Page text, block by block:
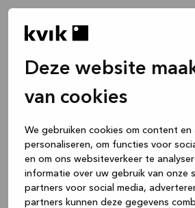
Deze website
van cookies
We gebruiken cookies om content
personaliseren, om functies voor
en om ons websiteverkeer te
informatie over uw gebruik van onze
partners voor social media,
partners kunnen deze gegevens